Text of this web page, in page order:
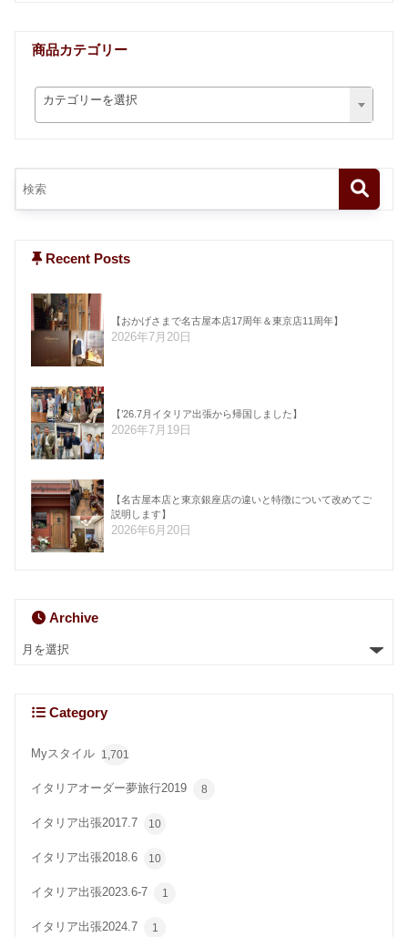
商品カテゴリー
カテゴリーを選択
Recent Posts
【おかげさまで名古屋本店17周年＆東京店11周年】
2026年7月20日
【’26.7月イタリア出張から帰国しました】
2026年7月19日
【名古屋本店と東京銀座店の違いと特徴について改めてご
説明します】
2026年6月20日
Archive
Category
Myスタイル 1,701
イタリアオーダー夢旅行2019 8
イタリア出張2017.7 10
イタリア出張2018.6 10
イタリア出張2023.6-7 1
イタリア出張2024.7 1